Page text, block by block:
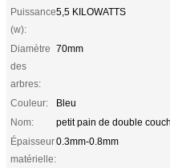
Puissance
(w):
5,5 KILOWATTS
Diamètre
des
arbres:
70mm
Couleur:
Bleu
Nom:
petit pain de double
Épaisseur
matérielle:
0.3mm-0.8mm